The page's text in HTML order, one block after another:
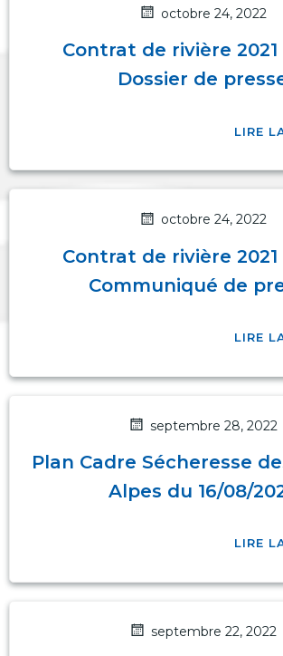
octobre 24, 2022
Contrat de rivière 2021
Dossier de
LIRE
octobre 24, 2022
Contrat de rivière 2021
Communiqué de
LIRE
septembre 28, 2022
Plan Cadre Sécheresse
Alpes du 16/08/
LIRE
septembre 22, 2022